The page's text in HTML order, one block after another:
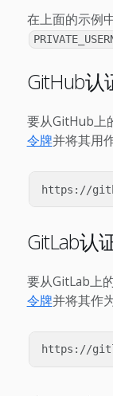
在上面的示例
GitHub认
要从GitHub上
令牌并将其用
GitLab认
要从GitLab上
令牌并将其作